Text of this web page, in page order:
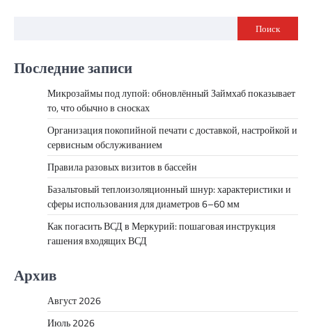
Поиск
Последние записи
Микрозаймы под лупой: обновлённый Займхаб показывает
то, что обычно в сносках
Организация покопийной печати с доставкой, настройкой и
сервисным обслуживанием
Правила разовых визитов в бассейн
Базальтовый теплоизоляционный шнур: характеристики и
сферы использования для диаметров 6–60 мм
Как погасить ВСД в Меркурий: пошаговая инструкция
гашения входящих ВСД
Архив
Август 2026
Июль 2026